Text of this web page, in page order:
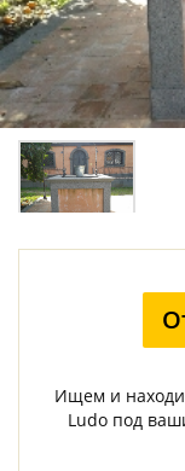
Ищем и
Ludo под